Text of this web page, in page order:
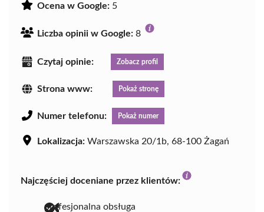
Ocena w Google: 5
Liczba opinii w Google: 8
Czytaj opinie: Zobacz profil
Strona www: Pokaż stronę
Numer telefonu: Pokaż numer
Lokalizacja: Warszawska 20/1b, 68-100 Żagań
Najczęściej doceniane przez klientów:
profesjonalna obsługa